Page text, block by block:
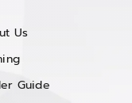
Us
Guide